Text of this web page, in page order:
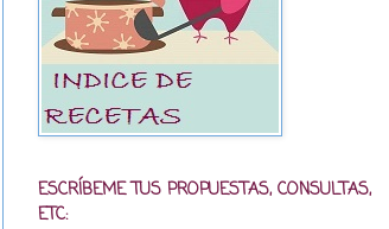
ESCRÍBEME TUS PROPUESTAS, CONSULTAS,
ETC: